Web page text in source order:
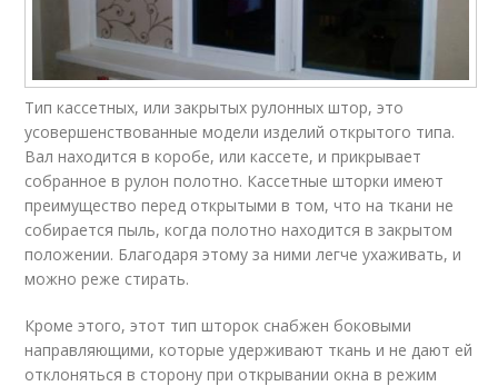
Тип кассетных, или закрытых рулонных штор, это
усовершенствованные модели изделий открытого типа.
Вал находится в коробе, или кассете, и прикрывает
собранное в рулон полотно. Кассетные шторки имеют
преимущество перед открытыми в том, что на ткани не
собирается пыль, когда полотно находится в закрытом
положении. Благодаря этому за ними легче ухаживать, и
можно реже стирать.
Кроме этого, этот тип шторок снабжен боковыми
направляющими, которые удерживают ткань и не дают ей
отклоняться в сторону при открывании окна в режим